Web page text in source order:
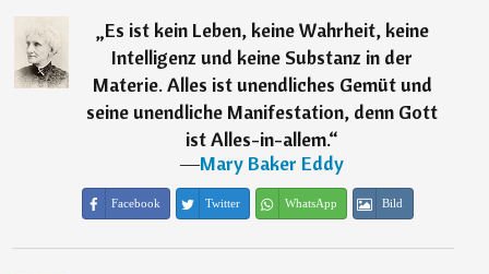
„Es ist kein Leben, keine Wahrheit, keine
Intelligenz und keine Substanz in der
Materie. Alles ist unendliches Gemüt und
seine unendliche Manifestation, denn Gott
ist Alles-in-allem.“
―Mary Baker Eddy
Facebook Twitter WhatsApp Bild